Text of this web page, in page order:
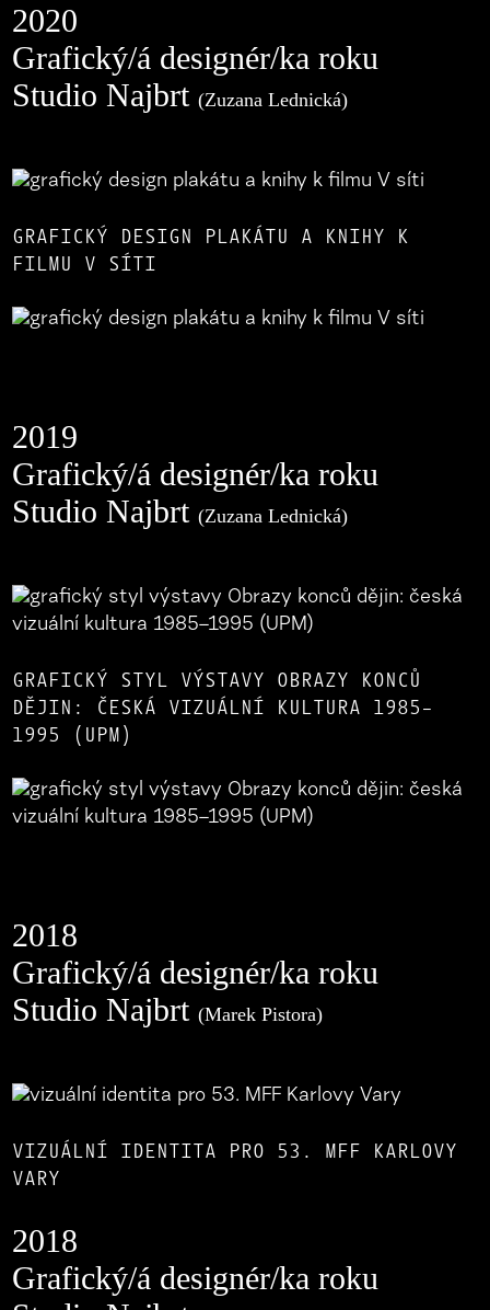
2020
Grafický/á designér/ka roku
Studio Najbrt(Zuzana Lednická)
GRAFICKÝ DESIGN PLAKÁTU A KNIHY K
FILMU V SÍTI
2019
Grafický/á designér/ka roku
Studio Najbrt(Zuzana Lednická)
GRAFICKÝ STYL VÝSTAVY OBRAZY KONCŮ
DĚJIN: ČESKÁ VIZUÁLNÍ KULTURA 1985–
1995 (UPM)
2018
Grafický/á designér/ka roku
Studio Najbrt(Marek Pistora)
VIZUÁLNÍ IDENTITA PRO 53. MFF KARLOVY
VARY
2018
Grafický/á designér/ka roku